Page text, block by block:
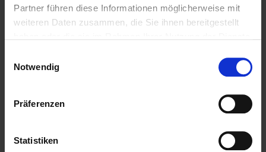
Partner führen diese Informationen möglicherweise mit
weiteren Daten zusammen, die Sie ihnen bereitgestellt
Notwendig
Präferenzen
Statistiken
Ich helfe Menschen, die unbewussten Muster hinter
Mit Hypnose-Coaching und -Therapie begleite ich dich
dabei, deine echten Auslöser zu finden — ob
wiederkehrende Beziehungsmuster oder